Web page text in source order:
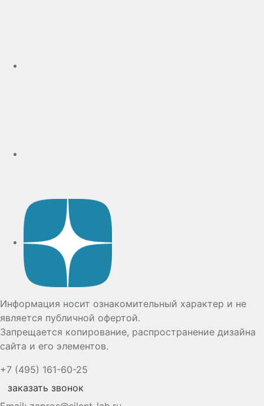
Информация носит ознакомительный характер и не
является публичной офертой.
Запрещается копирование, распространение дизайна
сайта и его элементов.
+7 (495) 161-60-25
заказать звонок